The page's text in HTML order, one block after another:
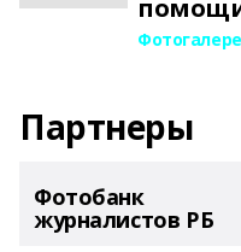
Партнеры
Фотобанк
журналистов РБ